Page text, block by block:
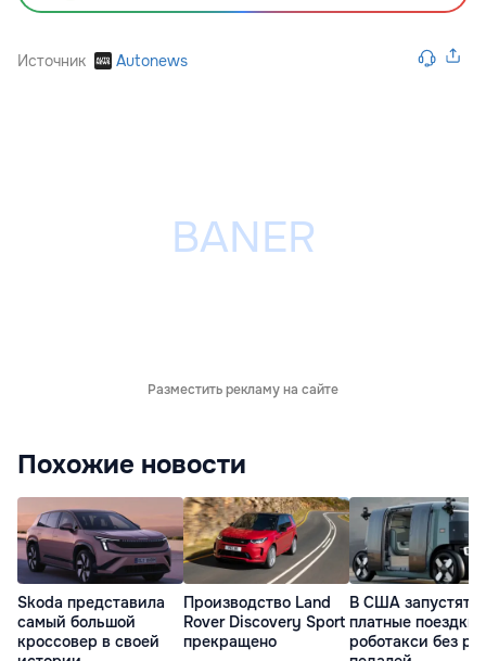
Источник Autonews
Разместить рекламу на сайте
Похожие новости
Skoda представила
самый большой
кроссовер в своей
Производство Land
Rover Discovery Sport
прекращено
В США запустят
платные поездки
роботакси без